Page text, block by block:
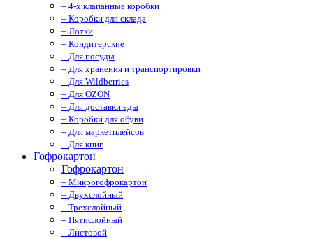
– 4-х клапанные коробки
– Коробки для склада
– Лотки
– Кондитерские
– Для посуды
– Для хранения и транспортировки
– Для Wildberries
– Для OZON
– Для доставки еды
– Коробки для обуви
– Для маркетплейсов
– Для книг
Гофрокартон
Гофрокартон
– Микрогофрокартон
– Двухслойный
– Трехслойный
– Пятислойный
– Листовой